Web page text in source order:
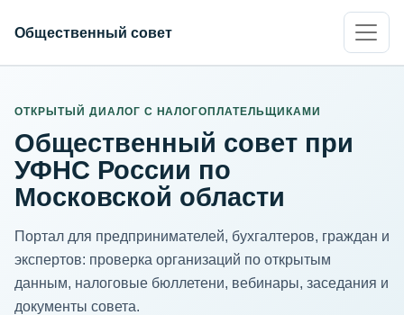
Общественный совет
ОТКРЫТЫЙ ДИАЛОГ С НАЛОГОПЛАТЕЛЬЩИКАМИ
Общественный совет при
УФНС России по
Московской области
Портал для предпринимателей, бухгалтеров, граждан и
экспертов: проверка организаций по открытым
данным, налоговые бюллетени, вебинары, заседания и
документы совета.
ИНН организации
Адрес для нормализации